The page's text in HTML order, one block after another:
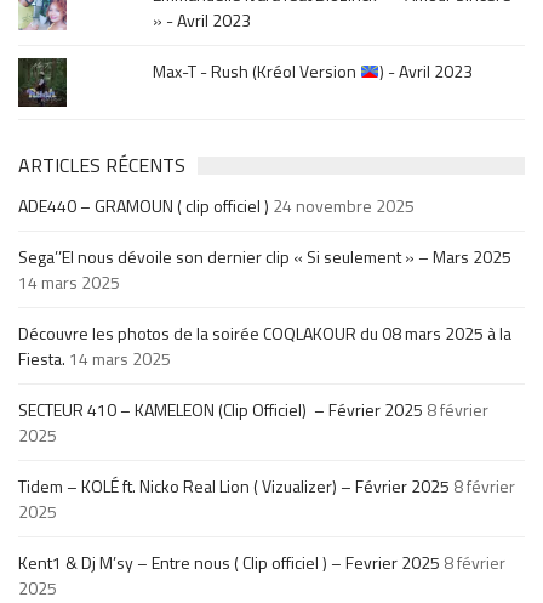
» - Avril 2023
Max-T - Rush (Kréol Version
) - Avril 2023
ARTICLES RÉCENTS
ADE440 – GRAMOUN ( clip officiel ) 24 novembre 2025
Sega’’El nous dévoile son dernier clip « Si seulement » – Mars 2025
14 mars 2025
Découvre les photos de la soirée COQLAKOUR du 08 mars 2025 à la
Fiesta. 14 mars 2025
SECTEUR 410 – KAMELEON (Clip Officiel) – Février 2025 8 février
2025
Tidem – KOLÉ ft. Nicko Real Lion ( Vizualizer) – Février 2025 8 février
2025
Kent1 & Dj M’sy – Entre nous ( Clip officiel ) – Fevrier 2025 8 février
2025